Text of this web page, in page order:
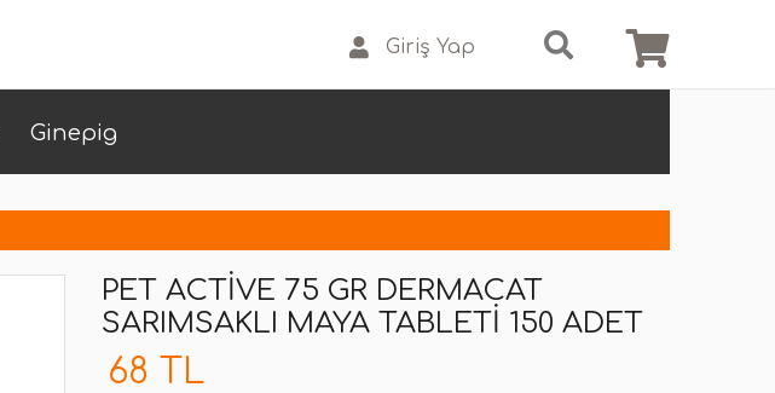
Giriş Yap
Ginepig
PET ACTIVE 75 GR DERMACAT
SARIMSAKLI MAYA TABLETI 150 ADET
68 TL